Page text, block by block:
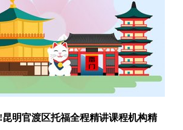
明官渡区托福全程精讲课程机构精